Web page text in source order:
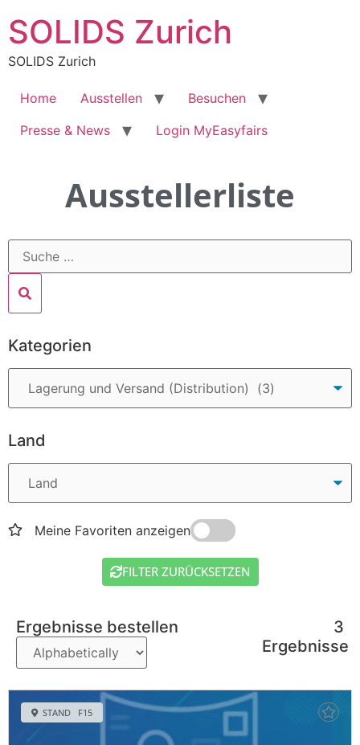
SOLIDS Zurich
SOLIDS Zurich
Home Ausstellen
Besuchen
Presse & News
Login MyEasyfairs
Ausstellerliste
Kategorien
Land
Meine Favoriten anzeigen
FILTER ZURÜCKSETZEN
Ergebnisse bestellen
3
Ergebnisse
STAND F15